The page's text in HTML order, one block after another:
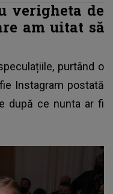
verigheta de
am uitat să
purtând o
Instagram postată
după ce nunta ar fi